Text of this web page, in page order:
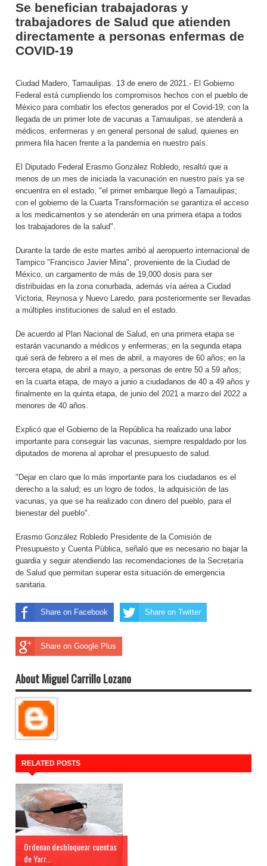
Se benefician trabajadoras y
trabajadores de Salud que atienden
directamente a personas enfermas de
COVID-19
Ciudad Madero, Tamaulipas. 13 de enero de 2021.- El Gobierno
Federal está cumpliendo los compromisos hechos con el pueblo de
México para combatir los efectos generados por el Covid-19; con la
llegada de un primer lote de vacunas a Tamaulipas, se atenderá a
médicos, enfermeras y en general personal de salud, quienes en
primera fila hacen frente a la pandemia en nuestro país.
El Diputado Federal Erasmo González Robledo, resaltó que a
menos de un mes de iniciada la vacunación en nuestro país ya se
encuentra en el estado, "el primer embarque llegó a Tamaulipas;
con el gobierno de la Cuarta Transformación se garantiza el acceso
a los medicamentos y se atenderán en una primera etapa a todos
los trabajadores de la salud".
Durante la tarde de este martes arribó al aeropuerto internacional de
Tampico "Francisco Javier Mina", proveniente de la Ciudad de
México, un cargamento de más de 19,000 dosis para ser
distribuidas en la zona conurbada, además vía aérea a Ciudad
Victoria, Reynosa y Nuevo Laredo, para posteriormente ser llevadas
a múltiples instituciones de salud en el estado.
De acuerdo al Plan Nacional de Salud, en una primera etapa se
estarán vacunando a médicos y enfermeras; en la segunda etapa
qué será de febrero a el mes de abril, a mayores de 60 años; en la
tercera etapa, de abril a mayo, a personas de entre 50 a 59 años;
en la cuarta etapa, de mayo a junio a ciudadanos de 40 a 49 años y
finalmente en la quinta etapa, de junio del 2021 a marzo del 2022 a
menores de 40 años.
Explicó que el Gobierno de la República ha realizado una labor
importante para conseguir las vacunas, siempre respaldado por los
diputados de morena al aprobar el presupuesto de salud.
"Dejar en claro que lo más importante para los ciudadanos es el
derecho a la salud; es un logro de todos, la adquisición de las
vacunas, ya que se ha realizado con dinero del pueblo, para el
bienestar del pueblo".
Erasmo González Robledo Presidente de la Comisión de
Presupuesto y Cuenta Pública, señaló que es necesario no bajar la
guardia y seguir atendiendo las recomendaciones de la Secretaría
de Salud que permitan superar esta situación de emergencia
sanitaria.
Share on Facebook Share on Twitter
Share on Google Plus
About Miguel Carrillo Lozano
RELATED POSTS
Ordenan desbloquear cuentas
de Yarr...